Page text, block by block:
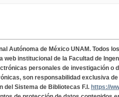
Autónoma de México UNAM. Todos
web institucional de la Facultad de
personales de investigación o
son responsabilidad exclusiva
del Sistema de Bibliotecas F.I. https://